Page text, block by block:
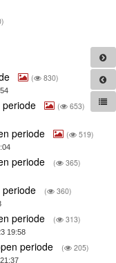
( 830)
periode ( 653)
periode ( 519)
periode ( 365)
periode ( 360)
periode ( 313)
19:58
periode ( 205)